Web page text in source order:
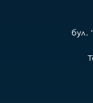
бул.